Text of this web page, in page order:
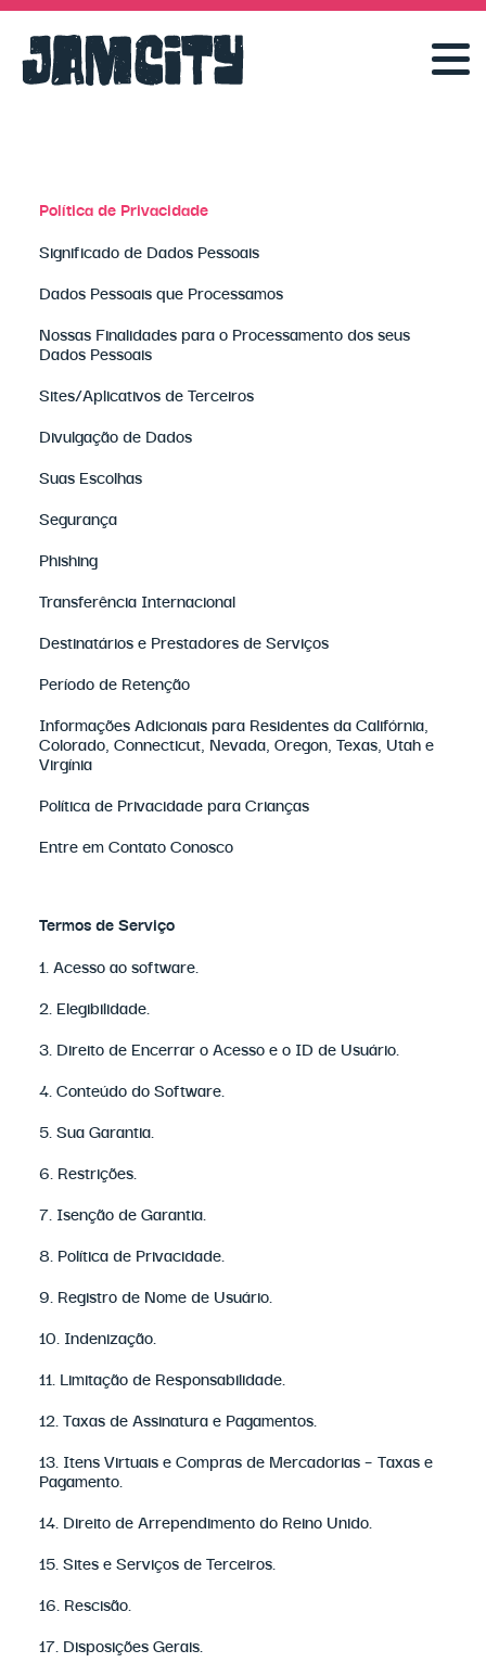
Política de Privacidade
Significado de Dados Pessoais
Dados Pessoais que Processamos
Nossas Finalidades para o Processamento dos seus
Dados Pessoais
Sites/Aplicativos de Terceiros
Divulgação de Dados
Suas Escolhas
Segurança
Phishing
Transferência Internacional
Destinatários e Prestadores de Serviços
Período de Retenção
Informações Adicionais para Residentes da Califórnia,
Colorado, Connecticut, Nevada, Oregon, Texas, Utah e
Virgínia
Política de Privacidade para Crianças
Entre em Contato Conosco
Termos de Serviço
1. Acesso ao software.
2. Elegibilidade.
3. Direito de Encerrar o Acesso e o ID de Usuário.
4. Conteúdo do Software.
5. Sua Garantia.
6. Restrições.
7. Isenção de Garantia.
8. Política de Privacidade.
9. Registro de Nome de Usuário.
10. Indenização.
11. Limitação de Responsabilidade.
12. Taxas de Assinatura e Pagamentos.
13. Itens Virtuais e Compras de Mercadorias – Taxas e
Pagamento.
14. Direito de Arrependimento do Reino Unido.
15. Sites e Serviços de Terceiros.
16. Rescisão.
17. Disposições Gerais.